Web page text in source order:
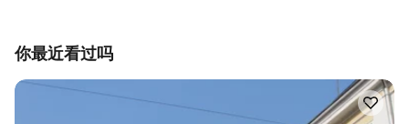
你最近看过吗